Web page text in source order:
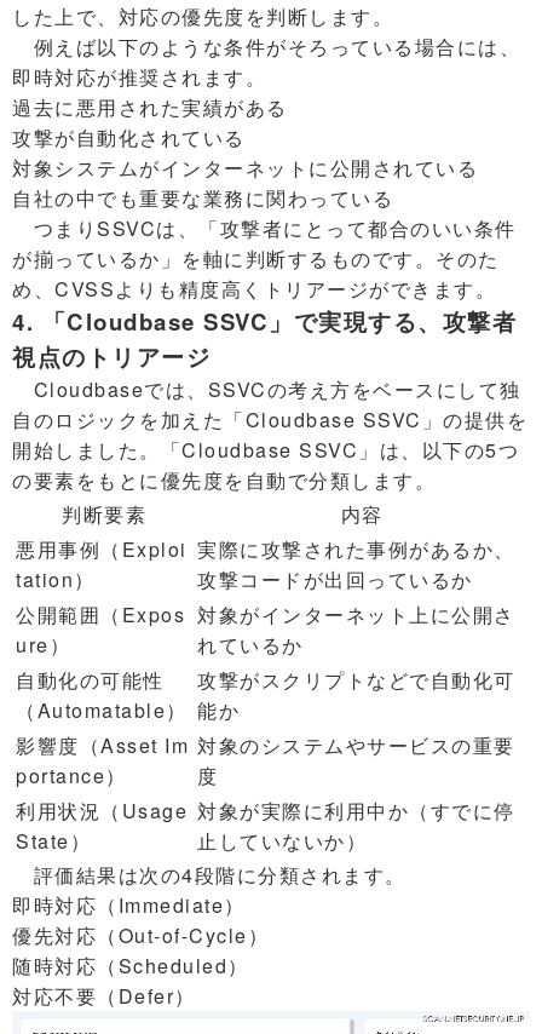
した上で、対応の優先度を判断します。
例えば以下のような条件がそろっている場合には、
即時対応が推奨されます。
過去に悪用された実績がある
攻撃が自動化されている
対象システムがインターネットに公開されている
自社の中でも重要な業務に関わっている
つまりSSVCは、「攻撃者にとって都合のいい条件
が揃っているか」を軸に判断するものです。そのた
め、CVSSよりも精度高くトリアージができます。
4. 「Cloudbase SSVC」で実現する、攻撃者
視点のトリアージ
Cloudbaseでは、SSVCの考え方をベースにして独
自のロジックを加えた「Cloudbase SSVC」の提供を
開始しました。「Cloudbase SSVC」は、以下の5つ
の要素をもとに優先度を自動で分類します。
判断要素
内容
悪用事例（Exploi
tation）
実際に攻撃された事例があるか、
攻撃コードが出回っているか
公開範囲（Expos
ure）
対象がインターネット上に公開さ
れているか
自動化の可能性
（Automatable）
攻撃がスクリプトなどで自動化可
能か
影響度（Asset Im
portance）
対象のシステムやサービスの重要
度
利用状況（Usage
State）
対象が実際に利用中か（すでに停
止していないか）
評価結果は次の4段階に分類されます。
即時対応（Immediate）
優先対応（Out-of-Cycle）
随時対応（Scheduled）
対応不要（Defer）